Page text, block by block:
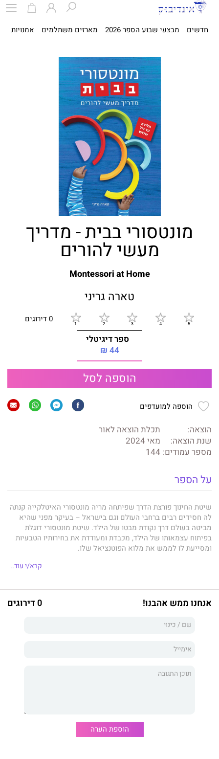
חדשים מבצעי שבוע הספר 2026 מארזים משתלמים אמנויות
מונטסורי בבית - מדריך
מעשי להורים
Montessori at Home
טארה גריני
0 דירוגים
ספר דיגיטלי
44 ₪
הוספה לסל
הוספה למועדפים
הוצאה:
תכלת הוצאה לאור
שנת הוצאה:
מאי 2024
מספר עמודים: 144
על הספר
שיטת החינוך פורצת הדרך שפיתחה מריה מונטסורי האיטלקייה קנתה
לה חסידים רבים ברחבי העולם וגם בישראל – בעיקר מפני שהיא
מביטה בעולם דרך נקודת מבטו של הילד. שיטת מונטסורי דוגלת
בפיתוח עצמאותו של הילד, מכבדת ומעודדת את בחירותיו הטבעיות
ומסייעת לו לממש את מלוא הפוטנציאל שלו.
בשנים האחרונות נפתחים יותר ויותר גני ילדים ובתי ספר ההולכים
טארה גריני, המתמחה בשיטה כבר למעלה מארבעים שנה ומנהלת
ההורים הטריים בעיקרי השיטה ובדרך המיטבית ליישם אותה בבית:
וביטחונו של הילד, תוך שימוש בחומרים טבעיים וזמינים.
פיתוח כישוריו המוטוריים, התקשורתיים והרגשיים של הילד
הוא מדריך מעשי, ידידותי ומרהיב עין, שיסייע
לכל הורה, גם למי שאין לו כל רקע חינוכי, לגדל את ילדיו ברוח אחת
קרא/י עוד..
אנחנו ממש אהבנו! 0 דירוגים
הוספת הערה